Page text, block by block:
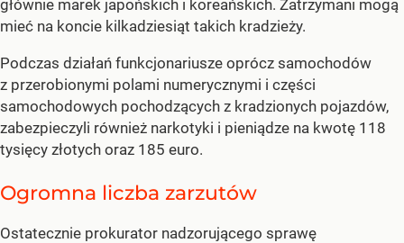
głównie marek japońskich i koreańskich. Zatrzymani mogą
mieć na koncie kilkadziesiąt takich kradzieży.
Podczas działań funkcjonariusze oprócz samochodów
z przerobionymi polami numerycznymi i części
samochodowych pochodzących z kradzionych pojazdów,
zabezpieczyli również narkotyki i pieniądze na kwotę 118
tysięcy złotych oraz 185 euro.
Ogromna liczba zarzutów
Ostatecznie prokurator nadzorującego sprawę